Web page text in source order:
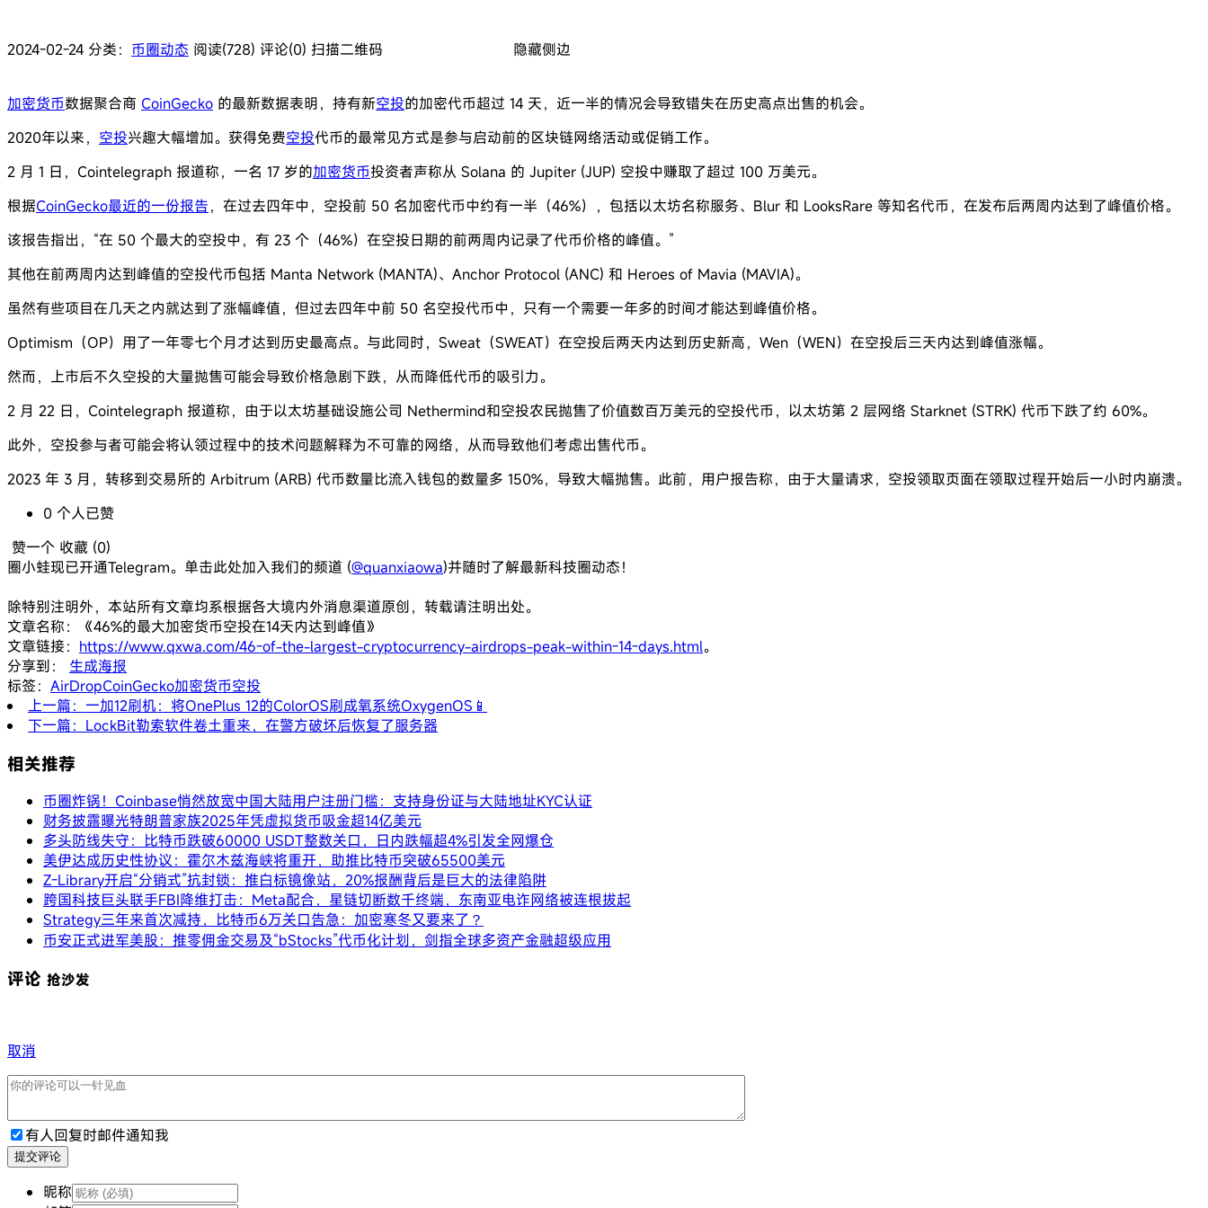
2024-02-24 分类： 币圈动态 阅读(728) 评论(0) 扫描二维码 隐藏侧边
加密货币数据聚合商 CoinGecko 的最新数据表明，持有新空投的加密代币超过 14 天，近一半的情况会导致错失在历史高点出售的机会。
2020年以来， 空投兴趣大幅增加。获得免费空投代币的最常见方式是参与启动前的区块链网络活动或促销工作。
2 月 1 日，Cointelegraph 报道称，一名 17 岁的加密货币投资者声称从 Solana 的 Jupiter (JUP) 空投中赚取了超过 100 万美元。
根据CoinGecko最近的一份报告，在过去四年中，空投前 50 名加密代币中约有一半（46%），包括以太坊名称服务、Blur 和 LooksRare 等知名代币，在发布后两周内达到了峰值价格。
该报告指出，“在 50 个最大的空投中，有 23 个（46%）在空投日期的前两周内记录了代币价格的峰值。”
其他在前两周内达到峰值的空投代币包括 Manta Network (MANTA)、Anchor Protocol (ANC) 和 Heroes of Mavia (MAVIA)。
虽然有些项目在几天之内就达到了涨幅峰值，但过去四年中前 50 名空投代币中，只有一个需要一年多的时间才能达到峰值价格。
Optimism（OP）用了一年零七个月才达到历史最高点。与此同时，Sweat（SWEAT）在空投后两天内达到历史新高，Wen（WEN）在空投后三天内达到峰值涨幅。
然而，上市后不久空投的大量抛售可能会导致价格急剧下跌，从而降低代币的吸引力。
2 月 22 日，Cointelegraph 报道称，由于以太坊基础设施公司 Nethermind和空投农民抛售了价值数百万美元的空投代币，以太坊第 2 层网络 Starknet (STRK) 代币下跌了约 60%。
此外，空投参与者可能会将认领过程中的技术问题解释为不可靠的网络，从而导致他们考虑出售代币。
2023 年 3 月，转移到交易所的 Arbitrum (ARB) 代币数量比流入钱包的数量多 150%，导致大幅抛售。此前，用户报告称，由于大量请求，空投领取页面在领取过程开始后一小时内崩溃。
0 个人已赞
赞一个 收藏 (0)
圈小蛙现已开通Telegram。单击此处加入我们的频道 (@quanxiaowa)并随时了解最新科技圈动态！
除特别注明外，本站所有文章均系根据各大境内外消息渠道原创，转载请注明出处。
文章名称：《46%的最大加密货币空投在14天内达到峰值》
文章链接： https://www.qxwa.com/46-of-the-largest-cryptocurrency-airdrops-peak-within-14-days.html。
分享到：
生成海报
标签： AirDropCoinGecko加密货币空投
上一篇：一加12刷机：将OnePlus 12的ColorOS刷成氧系统OxygenOS📱
下一篇：LockBit勒索软件卷土重来，在警方破坏后恢复了服务器
相关推荐
币圈炸锅！Coinbase悄然放宽中国大陆用户注册门槛：支持身份证与大陆地址KYC认证
财务披露曝光特朗普家族2025年凭虚拟货币吸金超14亿美元
多头防线失守：比特币跌破60000 USDT整数关口，日内跌幅超4%引发全网爆仓
美伊达成历史性协议：霍尔木兹海峡将重开，助推比特币突破65500美元
Z-Library开启“分销式”抗封锁：推白标镜像站，20%报酬背后是巨大的法律陷阱
跨国科技巨头联手FBI降维打击：Meta配合，星链切断数千终端，东南亚电诈网络被连根拔起
Strategy三年来首次减持，比特币6万关口告急：加密寒冬又要来了？
币安正式进军美股：推零佣金交易及“bStocks”代币化计划，剑指全球多资产金融超级应用
评论 抢沙发
取消
有人回复时邮件通知我
提交评论
昵称